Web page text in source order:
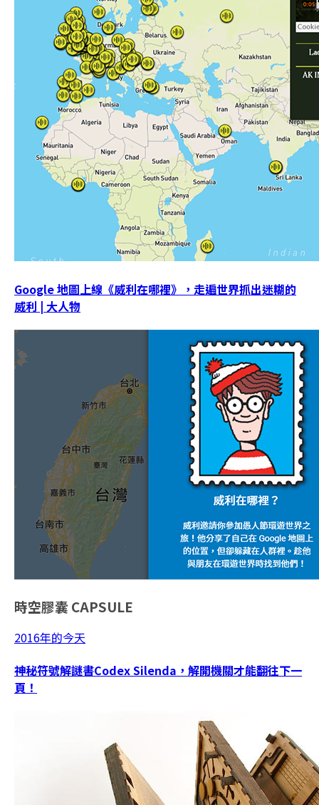
Google 地圖上線《威利在哪裡》，走遍世界抓出迷糊的
威利 | 大人物
時空膠囊 CAPSULE
2016年的今天
神秘符號解謎書Codex Silenda，解開機關才能翻往下一
頁！